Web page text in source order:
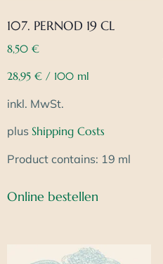
107. PERNOD 19 CL
8,50 €
28,95 € / 100 ml
inkl. MwSt.
plus Shipping Costs
Product contains: 19 ml
Online bestellen